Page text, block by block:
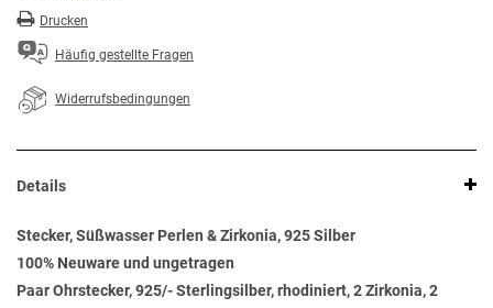
Drucken
Häufig gestellte Fragen
Widerrufsbedingungen
Details
Stecker, Süßwasser Perlen & Zirkonia, 925 Silber
100% Neuware und ungetragen
Paar Ohrstecker, 925/- Sterlingsilber, rhodiniert, 2 Zirkonia, 2